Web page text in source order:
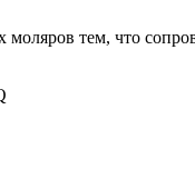
моляров тем, что